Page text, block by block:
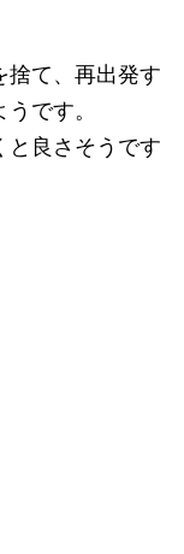
捨て、再出発す
です。
と良さそうです